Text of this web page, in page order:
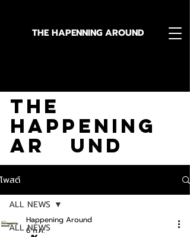
THE HAPENNING AROUND
The
Happening
Ar und
โพสต์
ALL NEWS
ALL NEWS
Happening Around
6 ก.ค.